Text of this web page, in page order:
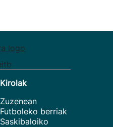
Kirolak
Zuzenean
Futboleko berriak
Saskibaloiko